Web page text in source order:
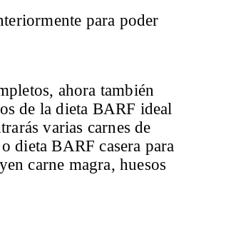
para poder
ahora también
de la dieta BARF ideal
varias carnes de
dieta BARF casera para
carne magra, huesos